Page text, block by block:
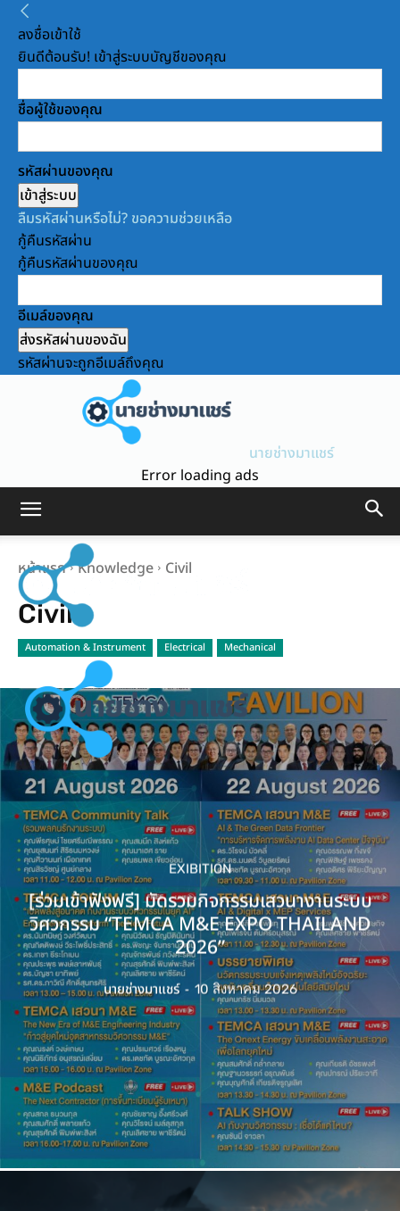
ลงชื่อเข้าใช้
ยินดีต้อนรับ! เข้าสู่ระบบบัญชีของคุณ
ชื่อผู้ใช้ของคุณ
รหัสผ่านของคุณ
ลืมรหัสผ่านหรือไม่? ขอความช่วยเหลือ
กู้คืนรหัสผ่าน
กู้คืนรหัสผ่านของคุณ
อีเมล์ของคุณ
รหัสผ่านจะถูกอีเมล์ถึงคุณ
นายช่างมาแชร์
Error loading ads
หน้าแรก Knowledge Civil
Civil
Automation & Instrument Electrical Mechanical
EXIBITION
[ร่วมเข้าฟังฟรี] มัดรวมกิจกรรมเสวนางานระบบ
วิศวกรรม “TEMCA M&E EXPO THAILAND
2026”
นายช่างมาแชร์ - 10 สิงหาคม 2026